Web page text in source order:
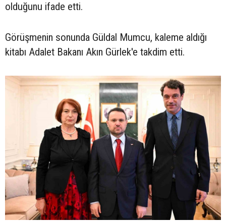
olduğunu ifade etti.
Görüşmenin sonunda Güldal Mumcu, kaleme aldığı
kitabı Adalet Bakanı Akın Gürlek'e takdim etti.